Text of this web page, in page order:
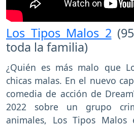
Los Tipos Malos 2
toda la familia)
¿Quién es más malo que
chicas malas. En el nuevo
comedia de acción de
2022 sobre un grupo
animales, Los Tipos Malos